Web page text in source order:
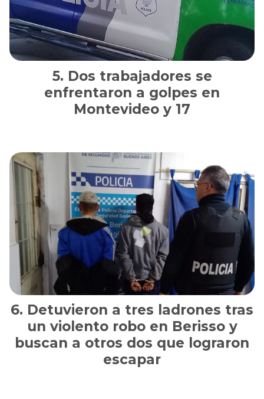
Dos trabajadores se
enfrentaron a golpes en
Montevideo y 17
Detuvieron a tres ladrones tras
un violento robo en Berisso y
buscan a otros dos que lograron
escapar